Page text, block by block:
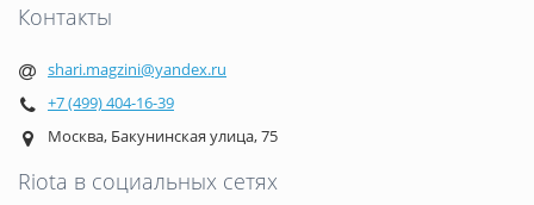
Контакты
shari.magzini@yandex.ru
+7 (499) 404-16-39
Москва, Бакунинская улица, 75
Riota в социальных сетях